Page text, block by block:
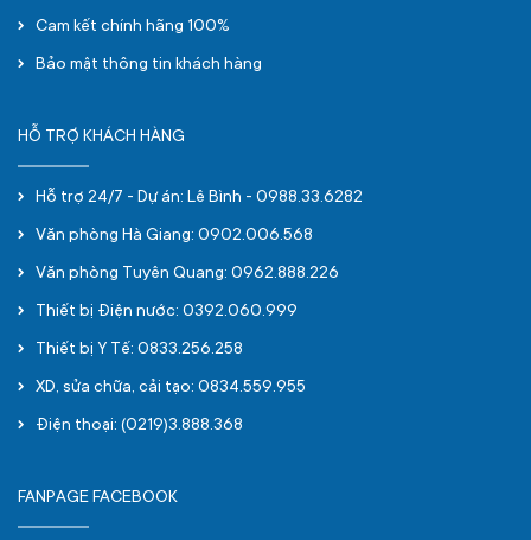
Cam kết chính hãng 100%
Bảo mật thông tin khách hàng
HỖ TRỢ KHÁCH HÀNG
Hỗ trợ 24/7 - Dự án: Lê Bình - 0988.33.6282
Văn phòng Hà Giang: 0902.006.568
Văn phòng Tuyên Quang: 0962.888.226
Thiết bị Điện nước: 0392.060.999
Thiết bị Y Tế: 0833.256.258
XD, sửa chữa, cải tạo: 0834.559.955
Điện thoại: (0219)3.888.368
FANPAGE FACEBOOK